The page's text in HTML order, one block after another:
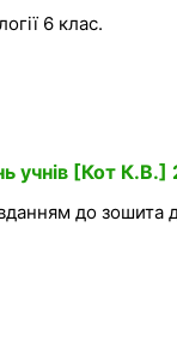
6 клас.
учнів [Кот К.В.]
до зошита